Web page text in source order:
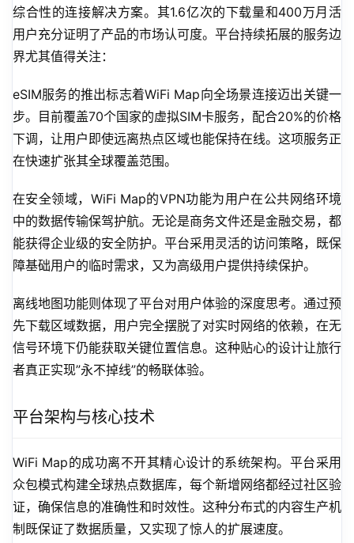
综合性的连接解决方案。其1.6亿次的下载量和400万月活
用户充分证明了产品的市场认可度。平台持续拓展的服务边
界尤其值得关注：
eSIM服务的推出标志着WiFi Map向全场景连接迈出关键一
步。目前覆盖70个国家的虚拟SIM卡服务，配合20%的价格
下调，让用户即使远离热点区域也能保持在线。这项服务正
在快速扩张其全球覆盖范围。
在安全领域，WiFi Map的VPN功能为用户在公共网络环境
中的数据传输保驾护航。无论是商务文件还是金融交易，都
能获得企业级的安全防护。平台采用灵活的访问策略，既保
障基础用户的临时需求，又为高级用户提供持续保护。
离线地图功能则体现了平台对用户体验的深度思考。通过预
先下载区域数据，用户完全摆脱了对实时网络的依赖，在无
信号环境下仍能获取关键位置信息。这种贴心的设计让旅行
者真正实现”永不掉线”的畅联体验。
平台架构与核心技术
WiFi Map的成功离不开其精心设计的系统架构。平台采用
众包模式构建全球热点数据库，每个新增网络都经过社区验
证，确保信息的准确性和时效性。这种分布式的内容生产机
制既保证了数据质量，又实现了惊人的扩展速度。